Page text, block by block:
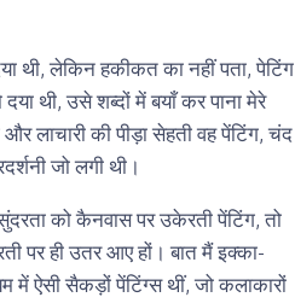
थी, लेकिन हकीकत का नहीं पता, पेटिंग
थी, उसे शब्दों में बयाँ कर पाना मेरे
लाचारी की पीड़ा सेहती वह पेंटिंग, चंद
जो लगी थी।
को कैनवास पर उकेरती पेंटिंग, तो
पर ही उतर आए हों। बात मैं इक्का-
में ऐसी सैकड़ों पेंटिंग्स थीं, जो कलाकारों